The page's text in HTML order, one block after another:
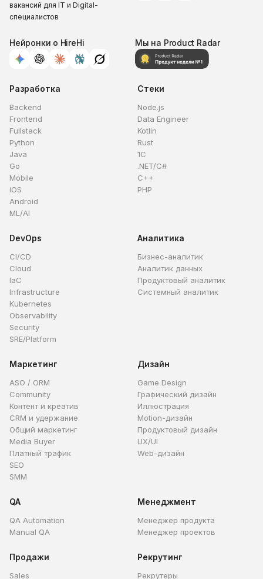
вакансий для IT и Digital-
специалистов
Нейронки о HireHi Мы на Product Radar
Разработка
Backend
Frontend
Fullstack
Python
Java
Go
Mobile
iOS
Android
ML/AI
Стеки
Node.js
Data Engineer
Kotlin
Rust
1C
.NET/C#
C++
PHP
DevOps
CI/CD
Cloud
IaC
Infrastructure
Kubernetes
Observability
Security
SRE/Platform
Аналитика
Бизнес-аналитик
Аналитик данных
Продуктовый аналитик
Системный аналитик
Маркетинг
ASO / ORM
Community
Контент и креатив
CRM и удержание
Общий маркетинг
Media Buyer
Платный трафик
SEO
SMM
Дизайн
Game Design
Графический дизайн
Иллюстрация
Motion-дизайн
Продуктовый дизайн
UX/UI
Web-дизайн
QA
QA Automation
Manual QA
Менеджмент
Менеджер продукта
Менеджер проектов
Продажи
Sales
Рекрутинг
Рекрутеры